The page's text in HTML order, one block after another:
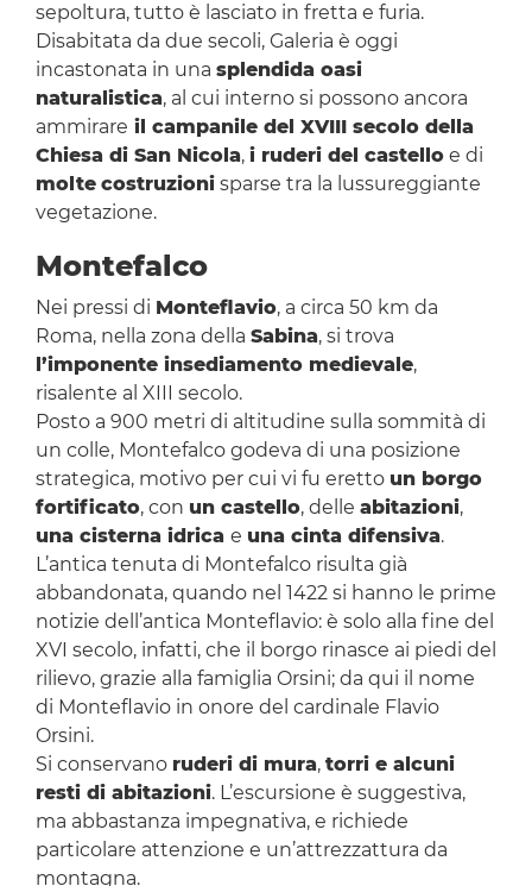
sepoltura, tutto è lasciato in fretta e furia.
Disabitata da due secoli, Galeria è oggi
incastonata in una splendida oasi
naturalistica, al cui interno si possono ancora
ammirare il campanile del XVIII secolo della
Chiesa di San Nicola, i ruderi del castelloe di
molte costruzionisparse tra la lussureggiante
vegetazione.
Montefalco
Nei pressi di Monteflavio, a circa 50 km da
Roma, nella zona della Sabina, si trova
l’imponente insediamento medievale,
risalente al XIII secolo.
Posto a 900 metri di altitudine sulla sommità di
un colle, Montefalco godeva di una posizione
strategica, motivo per cui vi fu eretto un borgo
fortificato, con un castello, delle abitazioni,
una cisterna idrica e una cinta difensiva.
L’antica tenuta di Montefalco risulta già
abbandonata, quando nel 1422 si hanno le prime
notizie dell’antica Monteflavio: è solo alla fine del
XVI secolo, infatti, che il borgo rinasce ai piedi del
rilievo, grazie alla famiglia Orsini; da qui il nome
di Monteflavio in onore del cardinale Flavio
Orsini.
Si conservano ruderi di mura, torri e alcuni
resti di abitazioni. L’escursione è suggestiva,
ma abbastanza impegnativa, e richiede
particolare attenzione e un’attrezzattura da
montagna.